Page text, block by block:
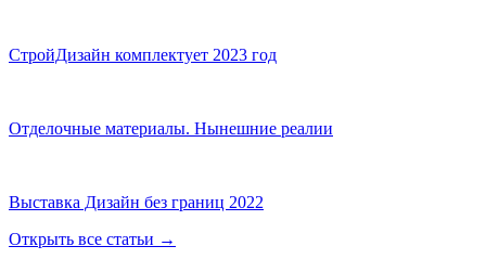
СтройДизайн комплектует 2023 год
Отделочные материалы. Нынешние реалии
Выставка Дизайн без границ 2022
Открыть все статьи →